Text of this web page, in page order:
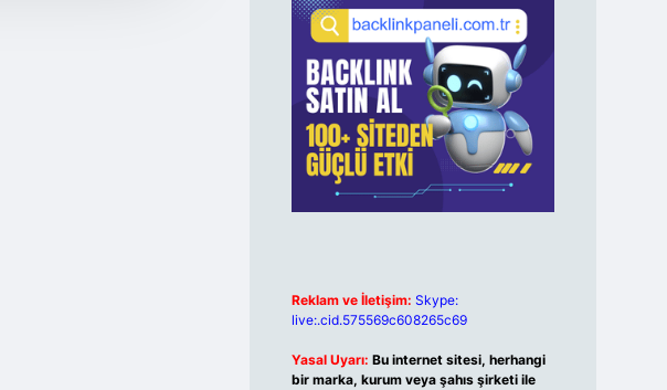
Reklam ve İletişim: Skype:
live:.cid.575569c608265c69
Yasal Uyarı: Bu internet sitesi, herhangi
bir marka, kurum veya şahıs şirketi ile